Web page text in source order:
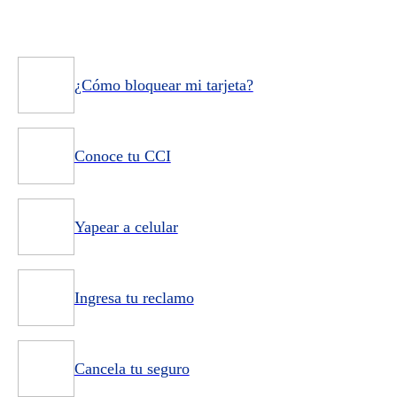
¿Cómo bloquear mi tarjeta?
Conoce tu CCI
Yapear a celular
Ingresa tu reclamo
Cancela tu seguro